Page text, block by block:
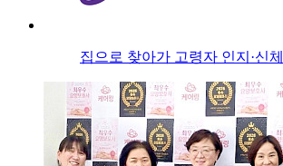
집으로 찾아가 고령자 인지·신